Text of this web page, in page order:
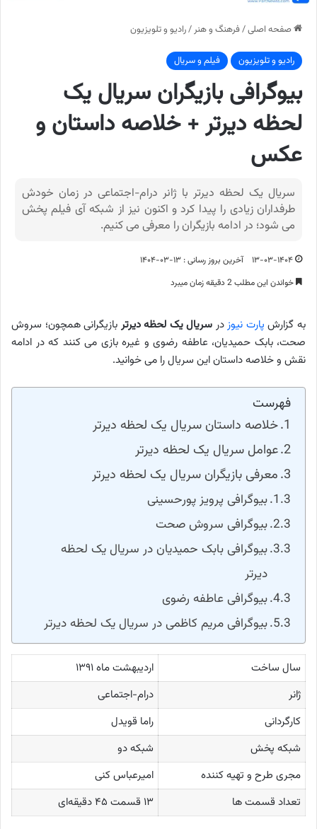
صفحه اصلی/فرهنگ و هنر /رادیو و تلویزیون
رادیو و تلویزیون فیلم و سریال
بیوگرافی بازیگران سریال یک
لحظه دیرتر + خلاصه داستان و
عکس
سریال یک لحظه دیرتر با ژانر درام-اجتماعی در زمان خودش
طرفداران زیادی را پیدا کرد و اکنون نیز از شبکه آی فیلم پخش
می شود؛ در ادامه بازیگران را معرفی می کنیم.
۱۳-۰۳-۱۴۰۴
آخرین بروز رسانی : ۱۳-۰۳-۱۴۰۴
خواندن این مطلب 2 دقیقه زمان میبرد
به گزارش پارت نیوز در سریال یک لحظه دیرتر بازیگرانی همچون؛ سروش
صحت، بابک حمیدیان، عاطفه رضوی و غیره بازی می کنند که در ادامه
نقش و خلاصه داستان این سریال را می خوانید.
فهرست
خلاصه داستان سریال یک لحظه دیرتر
عوامل سریال یک لحظه دیرتر
معرفی بازیگران سریال یک لحظه دیرتر
بیوگرافی پرویز پورحسینی
بیوگرافی سروش صحت
بیوگرافی بابک حمیدیان در سریال یک لحظه
دیرتر
بیوگرافی عاطفه رضوی
بیوگرافی مریم کاظمی در سریال یک لحظه دیرتر
سال ساخت
اردیبهشت ماه ۱۳۹۱
ژانر
درام-اجتماعی
کارگردانی
راما قویدل
شبکه پخش
شبکه دو
مجری طرح و تهیه کننده
امیرعباس کنی
تعداد قسمت ها
۱۳ قسمت ۴۵ دقیقه‌ای